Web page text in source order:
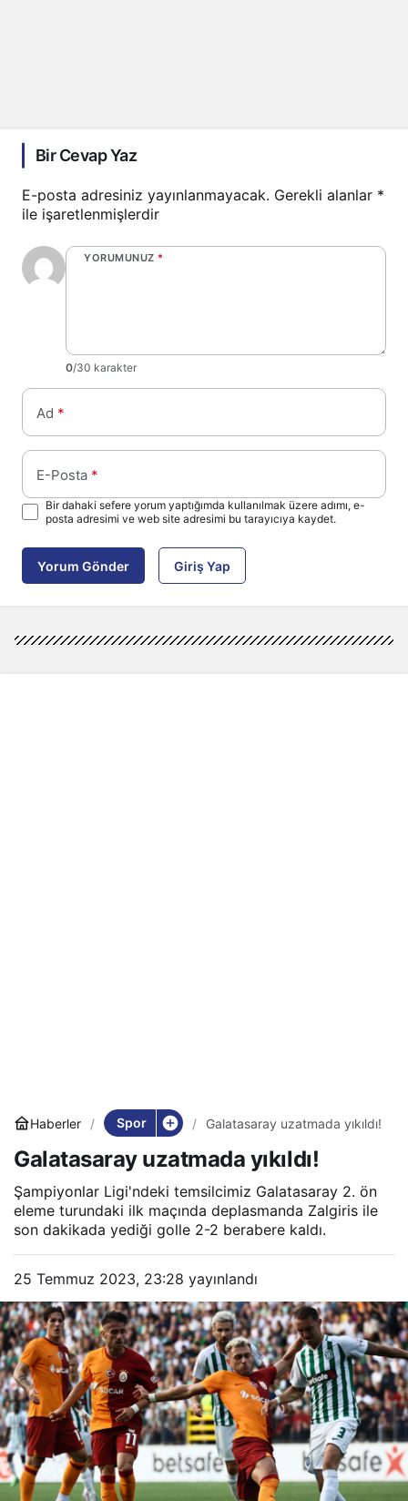
Bir Cevap Yaz
E-posta adresiniz yayınlanmayacak. Gerekli alanlar *
ile işaretlenmişlerdir
YORUMUNUZ *
0/30 karakter
Ad *
E-Posta *
Bir dahaki sefere yorum yaptığımda kullanılmak üzere adımı, e-
posta adresimi ve web site adresimi bu tarayıcıya kaydet.
Yorum Gönder Giriş Yap
Haberler Spor Galatasaray uzatmada yıkıldı!
Galatasaray uzatmada yıkıldı!
Şampiyonlar Ligi'ndeki temsilcimiz Galatasaray 2. ön
eleme turundaki ilk maçında deplasmanda Zalgiris ile
son dakikada yediği golle 2-2 berabere kaldı.
25 Temmuz 2023, 23:28 yayınlandı